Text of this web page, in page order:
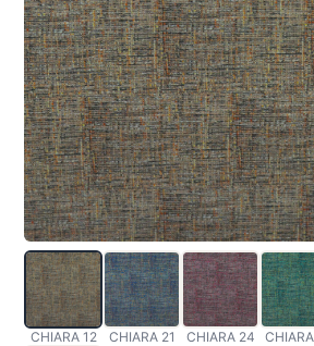
CHIARA 12 CHIARA 21 CHIARA 24